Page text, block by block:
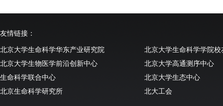
友情链接：
北京大学生命科学华东产业研究院
北京大学生命科学学院校
北京大学生物医学前沿创新中心
北京大学高通测序中心
生命科学联合中心
北京大学生态中心
北京生命科学研究所
北大工会